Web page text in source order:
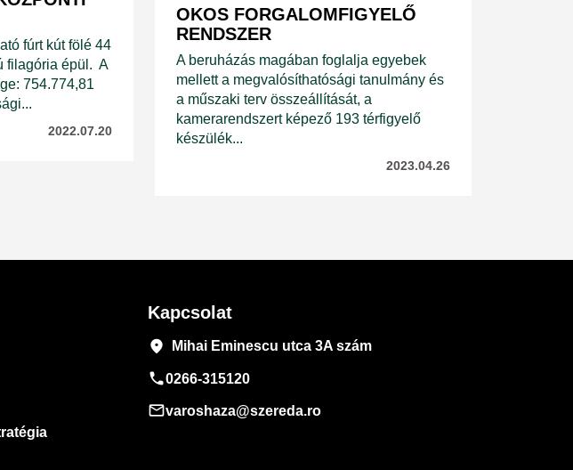
fúrt kút fölé 44
filagória épül. A
754.774,81
2022.07.20
OKOS FORGALOMFIGYELŐ
RENDSZER
A beruházás magában foglalja egyebek
mellett a megvalósíthatósági tanulmány és
a műszaki terv összeállítását, a
kamerarendszert képező 193 térfigyelő
készülék...
2023.04.26
Kapcsolat
place Mihai Eminescu utca 3A szám
phone0266-315120
mail_outlinevaroshaza@szereda.ro